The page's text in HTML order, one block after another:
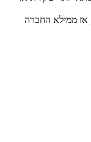
אז ממילא החברה